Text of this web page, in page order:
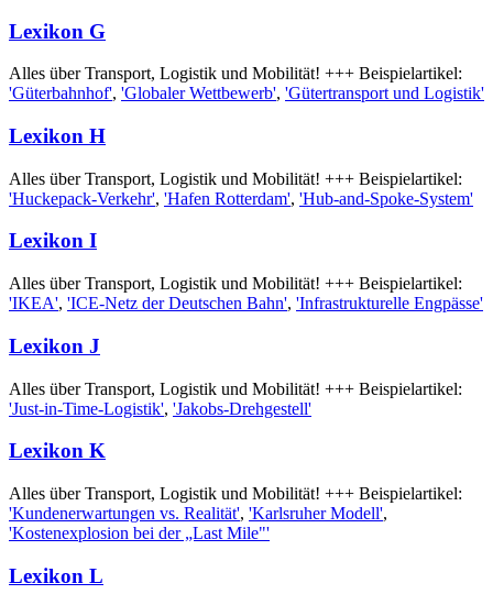
Lexikon G
Alles über Transport, Logistik und Mobilität! +++ Beispielartikel:
'Güterbahnhof', 'Globaler Wettbewerb', 'Gütertransport und Logistik'
Lexikon H
Alles über Transport, Logistik und Mobilität! +++ Beispielartikel:
'Huckepack-Verkehr', 'Hafen Rotterdam', 'Hub-and-Spoke-System'
Lexikon I
Alles über Transport, Logistik und Mobilität! +++ Beispielartikel:
'IKEA', 'ICE-Netz der Deutschen Bahn', 'Infrastrukturelle Engpässe'
Lexikon J
Alles über Transport, Logistik und Mobilität! +++ Beispielartikel:
'Just-in-Time-Logistik', 'Jakobs-Drehgestell'
Lexikon K
Alles über Transport, Logistik und Mobilität! +++ Beispielartikel:
'Kundenerwartungen vs. Realität', 'Karlsruher Modell',
'Kostenexplosion bei der „Last Mile"'
Lexikon L